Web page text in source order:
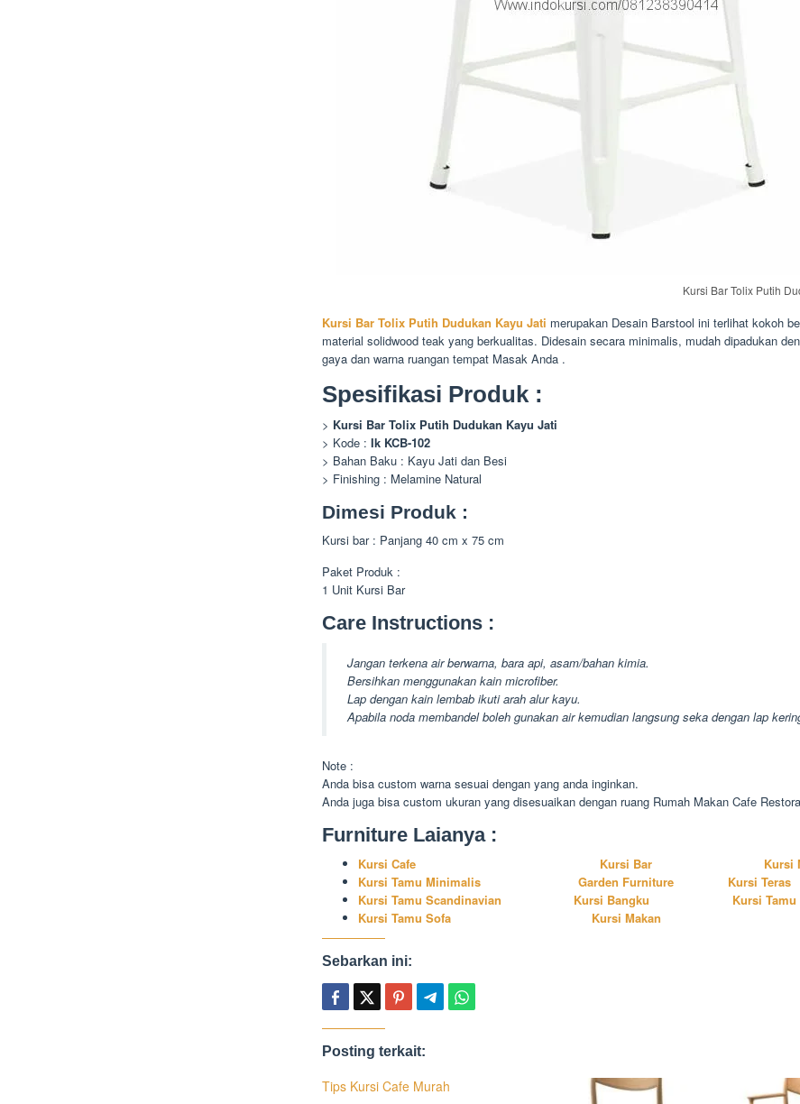
Kursi Bar Tolix Putih
Kursi Bar Tolix Putih Dudukan Kayu Jati merupakan Desain Barstool ini terlihat kokoh
material solidwood teak yang berkualitas. Didesain secara minimalis, mudah dipadukan
gaya dan warna ruangan tempat Masak Anda .
Spesifikasi Produk :
> Kursi Bar Tolix Putih Dudukan Kayu Jati
> Kode : Ik KCB-102
> Bahan Baku : Kayu Jati dan Besi
> Finishing : Melamine Natural
Dimesi Produk :
Kursi bar : Panjang 40 cm x 75 cm
Paket Produk :
1 Unit Kursi Bar
Care Instructions :
Jangan terkena air berwarna, bara api, asam/bahan kimia.
Bersihkan menggunakan kain microfiber.
Lap dengan kain lembab ikuti arah alur kayu.
Apabila noda membandel boleh gunakan air kemudian langsung seka dengan lap
Note :
Anda bisa custom warna sesuai dengan yang anda inginkan.
Anda juga bisa custom ukuran yang disesuaikan dengan ruang Rumah Makan Cafe
Furniture Laianya :
Kursi Cafe Kursi Bar
Kursi
Kursi Tamu Minimalis
Garden Furniture
Kursi Teras
Kursi Tamu Scandinavian
Kursi Bangku
Kursi
Kursi Tamu Sofa
Kursi Makan
Sebarkan ini:
Posting terkait:
Tips Kursi Cafe Murah